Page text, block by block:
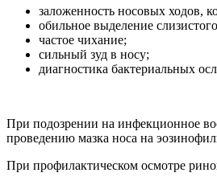
заложенность носовых ходов,
обильное выделение
частое чихание;
сильный зуд в носу;
диагностика бактериальных
При подозрении на инфекционное
проведению мазка носа на
При профилактическом осмотре